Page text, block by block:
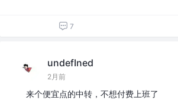
7
undefIned
2月前
来个便宜点的中转，不想付费上班了